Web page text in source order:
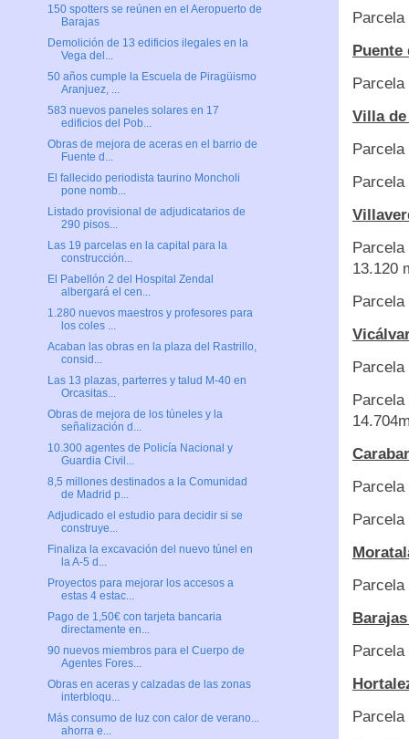
Parcela
Puente
Parcela
Villa de
Parcela
Parcela
13.120
Parcela
Parcela
Parcela
Parcela
Parcela
Parcela
Parcela
150 spotters se reúnen en el Aeropuerto de
Barajas
Demolición de 13 edificios ilegales en la
Vega del...
50 años cumple la Escuela de Piragüismo
Aranjuez, ...
583 nuevos paneles solares en 17
edificios del Pob...
Obras de mejora de aceras en el barrio de
Fuente d...
El fallecido periodista taurino Moncholi
pone nomb...
Listado provisional de adjudicatarios de
290 pisos...
Las 19 parcelas en la capital para la
construcción...
El Pabellón 2 del Hospital Zendal
albergará el cen...
1.280 nuevos maestros y profesores para
los coles ...
Acaban las obras en la plaza del Rastrillo,
consid...
Las 13 plazas, parterres y talud M-40 en
Orcasitas...
Obras de mejora de los túneles y la
señalización d...
10.300 agentes de Policía Nacional y
Guardia Civil...
8,5 millones destinados a la Comunidad
de Madrid p...
Adjudicado el estudio para decidir si se
construye...
Finaliza la excavación del nuevo túnel en
la A-5 d...
Proyectos para mejorar los accesos a
estas 4 estac...
Pago de 1,50€ con tarjeta bancaria
directamente en...
90 nuevos miembros para el Cuerpo de
Agentes Fores...
Obras en aceras y calzadas de las zonas
interbloqu...
Más consumo de luz con calor de verano...
ahorra e...